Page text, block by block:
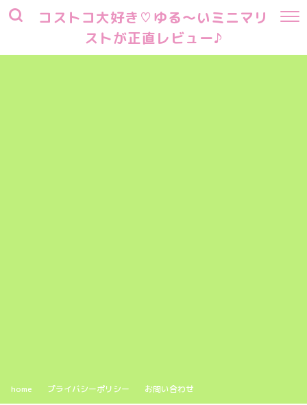
コストコ大好き♡ゆる～いミニマリ
ストが正直レビュー♪
home プライバシーポリシー お問い合わせ